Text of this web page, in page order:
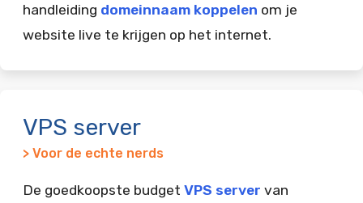
handleiding domeinnaam koppelen om je
website live te krijgen op het internet.
VPS server
> Voor de echte nerds
De goedkoopste budget VPS server van